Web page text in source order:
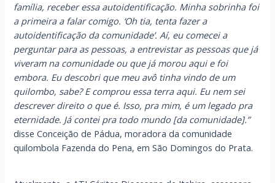
família, receber essa autoidentificação. Minha sobrinha foi
a primeira a falar comigo. ‘Oh tia, tenta fazer a
autoidentificação da comunidade’. Aí, eu comecei a
perguntar para as pessoas, a entrevistar as pessoas que já
viveram na comunidade ou que já morou aqui e foi
embora. Eu descobri que meu avô tinha vindo de um
quilombo, sabe? E comprou essa terra aqui. Eu nem sei
descrever direito o que é. Isso, pra mim, é um legado pra
eternidade. Já contei pra todo mundo [da comunidade].”
disse Conceição de Pádua, moradora da comunidade
quilombola Fazenda do Pena, em São Domingos do Prata.